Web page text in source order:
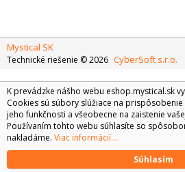
Mystical SK
Technické riešenie © 2026 CyberSoft s.r.o.
K prevádzke nášho webu eshop.mystical.sk
Cookies sú súbory slúžiace na
jeho funkčnosti a všeobecne na zaistenie
Používaním tohto webu súhlasíte so
nakladáme. Viac informácií...
Súhlasím